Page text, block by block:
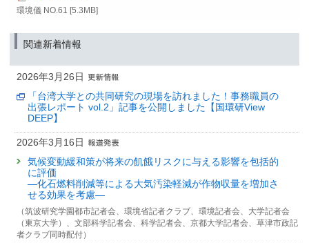
環境儀 NO.61 [5.3MB]
関連新着情報
2026年3月26日
「台湾大学との共同研究の現場を訪れました！事務職員の
出張レポート vol.2」記事を公開しました【国環研View
DEEP】
2026年3月16日
気候変動緩和策が将来の飢餓リスクに与える影響を包括的
に評価
—化石燃料削減等による大気汚染軽減が作物収量を増加さ
せる効果を考慮—
（筑波研究学園都市記者会、環境省記者クラブ、環境記者会、大学記者会
（東京大学）、文部科学記者会、科学記者会、京都大学記者会、草津市政記
者クラブ同時配付）